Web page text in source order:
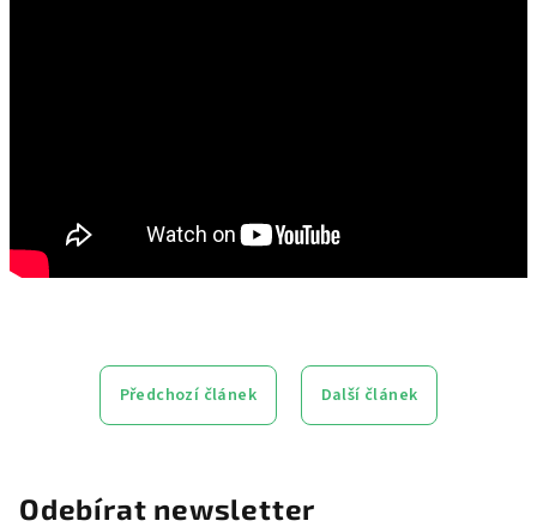
Předchozí článek Další článek
Odebírat newsletter